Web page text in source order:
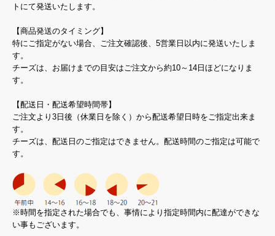
トにて発送いたします。
【商品発送のタイミング】
特にご指定がない場合、ご注文確認後、5営業日以内に発送いたしま
す。
チーズは、お届けまでの目安はご注文から約10～14日ほどになりま
す。
【配送日・配送希望時間帯】
ご注文より3日後（休業日を除く）から配送希望日時をご指定出来ま
す。
チーズは、配送日のご指定はできません。配送時間のご指定は可能で
す。
※時間を指定された場合でも、事情により指定時間内に配達ができな
い事もございます。